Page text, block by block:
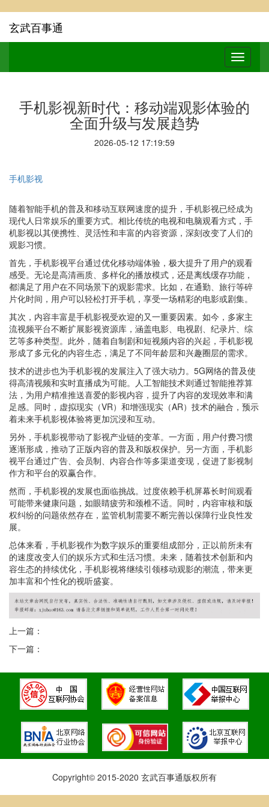
玄武百事通
手机影视新时代：移动端观影体验的
全面升级与发展趋势
2026-05-12 17:19:59
手机影视
随着智能手机的普及和移动互联网速度的提升，手机影视已经成为
现代人日常娱乐的重要方式。相比传统的电视和电脑观看方式，手
机影视以其便携性、灵活性和丰富的内容资源，深刻改变了人们的
观影习惯。
首先，手机影视平台通过优化移动端体验，极大提升了用户的观看
感受。无论是高清画质、多样化的播放模式，还是离线缓存功能，
都满足了用户在不同场景下的观影需求。比如，在通勤、旅行等碎
片化时间，用户可以轻松打开手机，享受一场精彩的电影或剧集。
其次，内容丰富是手机影视受欢迎的又一重要因素。如今，多家主
流视频平台不断扩展影视资源库，涵盖电影、电视剧、纪录片、综
艺等多种类型。此外，随着自制剧和短视频内容的兴起，手机影视
形成了多元化的内容生态，满足了不同年龄层和兴趣圈层的需求。
技术的进步也为手机影视的发展注入了强大动力。5G网络的普及使
得高清视频和实时直播成为可能。人工智能技术则通过智能推荐算
法，为用户精准推送喜爱的影视内容，提升了内容的发现效率和满
足感。同时，虚拟现实（VR）和增强现实（AR）技术的融合，预示
着未来手机影视体验将更加沉浸和互动。
另外，手机影视带动了影视产业链的变革。一方面，用户付费习惯
逐渐形成，推动了正版内容的普及和版权保护。另一方面，手机影
视平台通过广告、会员制、内容合作等多渠道变现，促进了影视制
作方和平台的双赢合作。
然而，手机影视的发展也面临挑战。过度依赖手机屏幕长时间观看
可能带来健康问题，如眼睛疲劳和颈椎不适。同时，内容审核和版
权纠纷的问题依然存在，监管机制需要不断完善以保障行业良性发
展。
总体来看，手机影视作为数字娱乐的重要组成部分，正以前所未有
的速度改变人们的娱乐方式和生活习惯。未来，随着技术创新和内
容生态的持续优化，手机影视将继续引领移动观影的潮流，带来更
加丰富和个性化的视听盛宴。
上一篇：
下一篇：
Copyright© 2015-2020 玄武百事通版权所有